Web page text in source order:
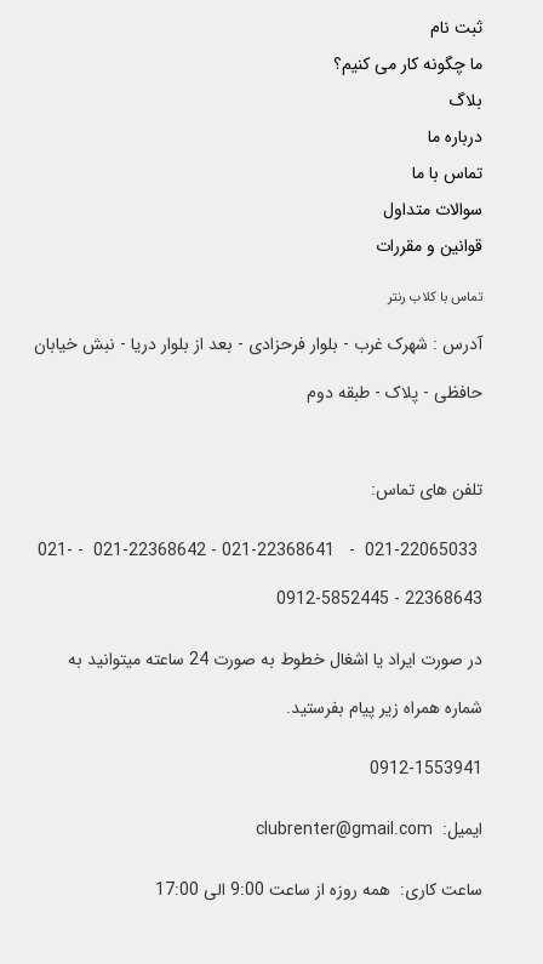
ثبت نام
ما چگونه کار می کنیم؟
بلاگ
درباره ما
تماس با ما
سوالات متداول
قوانین و مقررات
تماس با کلاب رنتر
آدرس : شهرک غرب - بلوار فرحزادی - بعد از بلوار دریا - نبش خیابان
حافظی - پلاک - طبقه دوم
تلفن های تماس:
021-22065033 - 021-22368641 - 021-22368642 - 021-
22368643 - 0912-5852445
در صورت ایراد یا اشغال خطوط به صورت 24 ساعته میتوانید به
شماره همراه زیر پیام بفرستید.
0912-1553941
ایمیل: clubrenter@gmail.com
ساعت کاری: همه روزه از ساعت 9:00 الی 17:00